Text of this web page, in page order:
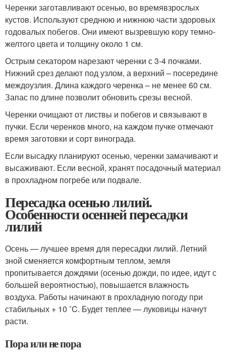
Черенки заготавливают осенью, во времявзрослых
кустов. Используют среднюю и нижнюю части здоровых
годовалых побегов. Они имеют вызревшую кору темно-
желтого цвета и толщину около 1 см.
Острым секатором нарезают черенки с 3-4 почками.
Нижний срез делают под узлом, а верхний – посередине
междоузлия. Длина каждого черенка – не менее 60 см.
Запас по длине позволит обновить срезы весной.
Черенки очищают от листвы и побегов и связывают в
пучки. Если черенков много, на каждом пучке отмечают
время заготовки и сорт винограда.
Если высадку планируют осенью, черенки замачивают и
высаживают. Если весной, хранят посадочный материал
в прохладном погребе или подвале.
Пересадка осенью лилий.
Особенности осенней пересадки
лилий
Осень — лучшее время для пересадки лилий. Летний
зной сменяется комфортным теплом, земля
пропитывается дождями (осенью дожди, по идее, идут с
большей вероятностью), повышается влажность
воздуха. Работы начинают в прохладную погоду при
стабильных + 10 ˚C. Будет теплее — луковицы начнут
расти.
Пора или не пора